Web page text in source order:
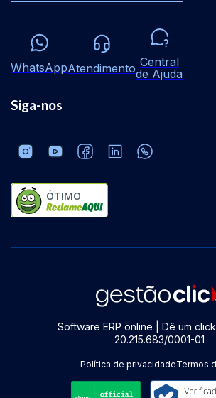
WhatsAppAtendimento Central
de Ajuda
Siga-nos
ÓTIMO
Software ERP online | Dê um
20.215.683/0001-01
Política de privacidadeTermos